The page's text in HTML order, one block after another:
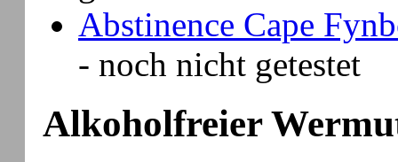
Abstinence Cape
- noch nicht getestet
Alkoholfreier